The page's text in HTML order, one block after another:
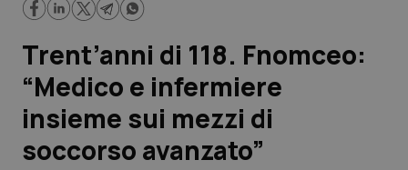
Lavoro e Professioni
Scienza e Farmaci
Studi e Analisi
Trent’anni di 118. Fnomceo:
“Medico e infermiere
insieme sui mezzi di
soccorso avanzato”